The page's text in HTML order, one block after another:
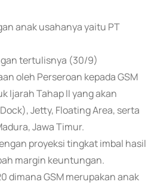
anak usahanya yaitu PT
tertulisnya (30/9)
oleh Perseroan kepada GSM
Ijarah Tahap II yang akan
Jetty, Floating Area, serta
Jawa Timur.
proyeksi tingkat imbal hasil
margin keuntungan.
dimana GSM merupakan anak